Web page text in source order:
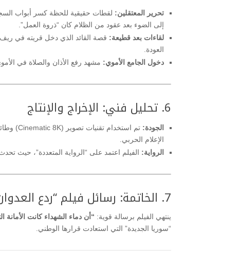
تحرير المعتقلين: لقطات حقيقية للحظة كسر أبواب
إلى الضوء بعد عقود من الظلام كان “ذروة العمل”.
لقاءات بعد قطيعة:
العودة.
دخول الجامع الأموي: مشهد رفع الأذان والصلاة في
6. تحليل فني: الإخراج والإنتاج
الجودة:
الإعلام الحربي.
الرواية: الفيلم اعتمد على “الرواية المتعددة”، حيث
7. الخاتمة: رسائل فيلم “ردع العدوان”
ينتهي الفيلم برسالة قوية: “أن دماء الشهداء كانت الأمانة
“سوريا الجديدة” التي استعادت قرارها الوطني.